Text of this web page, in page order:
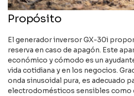
Propósito
El generador inversor GX-30i
reserva en caso de apagón. Este
económico y cómodo es un
vida cotidiana y en los negocios.
onda sinusoidal pura, es adecuado
electrodomésticos sensibles como